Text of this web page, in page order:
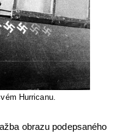
Hurricanu.
obrazu podepsaného